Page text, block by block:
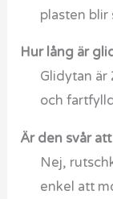
plasten blir
Hur lång är
Glidytan är
och
Är den svår
Nej,
enkel att